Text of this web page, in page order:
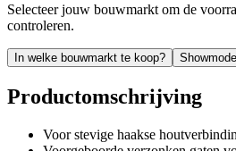
Selecteer jouw bouwmarkt om de
controleren.
In welke bouwmarkt te koop?
Productomschrijving
Voor stevige haakse